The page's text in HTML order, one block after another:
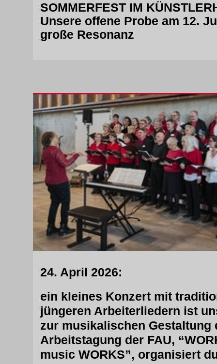
SOMMERFEST IM
Unsere offene Probe am 12.
große Resonanz
24. April 2026:
ein kleines Konzert mit
jüngeren Arbeiterliedern ist
zur musikalischen Gestaltung
Arbeitstagung der FAU,
music WORKS”, organisiert